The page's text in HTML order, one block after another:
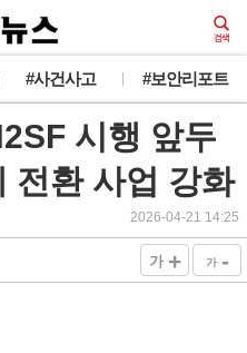
#사건사고 #보안리포트
시행 앞두
전환 사업 강화
2026-04-21 14:25
가 + 가 -